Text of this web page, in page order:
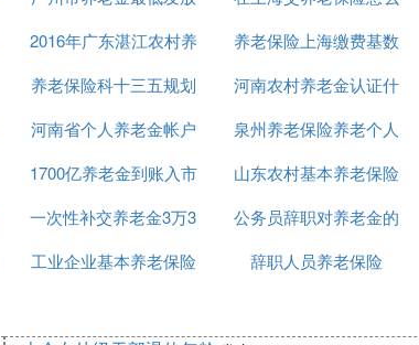
金额
转回老家
2016年广东湛江农村养
老收费
养老保险上海缴费基数
养老保险科十三五规划
河南农村养老金认证什
么时候开始
河南省个人养老金帐户
查询
泉州养老保险养老个人
编码
1700亿养老金到账入市
山东农村基本养老保险
计算方法
一次性补交养老金3万3
公务员辞职对养老金的
影响吗
工业企业基本养老保险
辞职人员养老保险